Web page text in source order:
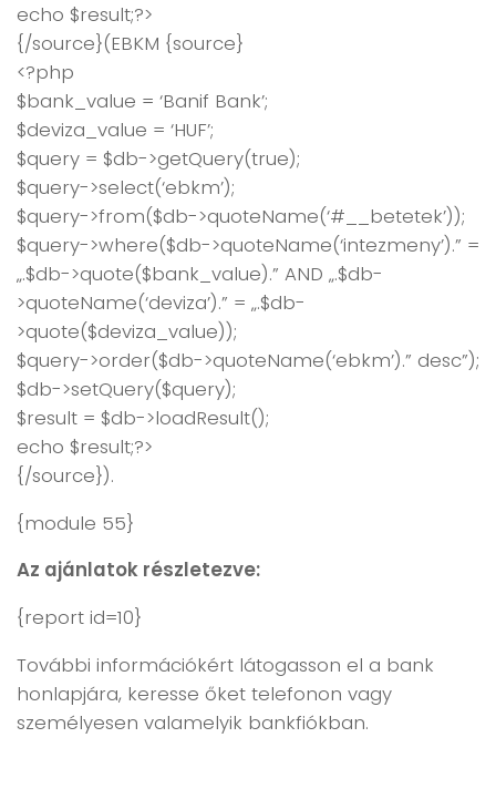
echo $result;?>
{/source}(EBKM {source}
<?php
$bank_value = ‘Banif Bank’;
$deviza_value = ‘HUF’;
$query = $db->getQuery(true);
$query->select(‘ebkm’);
$query->from($db->quoteName(‘#__betetek’));
$query->where($db->quoteName(‘intezmeny’).” =
„.$db->quote($bank_value).” AND „.$db-
>quoteName(‘deviza’).” = „.$db-
>quote($deviza_value));
$query->order($db->quoteName(‘ebkm’).” desc”);
$db->setQuery($query);
$result = $db->loadResult();
echo $result;?>
{/source}).
{module 55}
Az ajánlatok részletezve:
{report id=10}
További információkért látogasson el a bank
honlapjára, keresse őket telefonon vagy
személyesen valamelyik bankfiókban.